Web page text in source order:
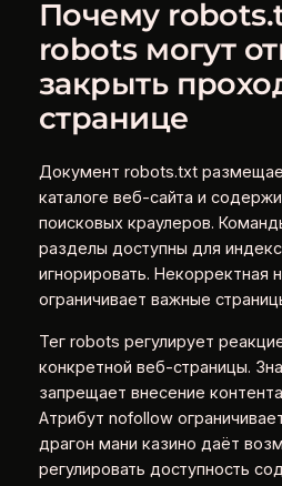
Почему
robots могут
закрыть
странице
Документ robots.txt
каталоге веб-сайта и
поисковых краулеров.
разделы доступны для
игнорировать. Некорректная
ограничивает важные
Тег robots регулирует
конкретной веб-страницы.
запрещает внесение
Атрибут nofollow
драгон мани казино даёт
регулировать доступность